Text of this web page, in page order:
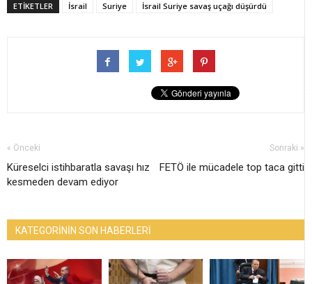
ETİKETLER İsrail Suriye İsrail Suriye savaş uçağı düşürdü
« Önceki
Küreselci istihbaratla savaşı hız
kesmeden devam ediyor
Sonraki »
FETÖ ile mücadele top taca gitti
KATEGORİNİN SON HABERLERİ